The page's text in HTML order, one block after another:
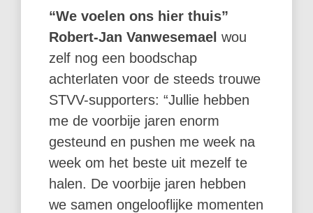
“We voelen ons hier thuis”
Robert-Jan Vanwesemael wou
zelf nog een boodschap
achterlaten voor de steeds trouwe
STVV-supporters: “Jullie hebben
me de voorbije jaren enorm
gesteund en pushen me week na
week om het beste uit mezelf te
halen. De voorbije jaren hebben
we samen ongelooflijke momenten